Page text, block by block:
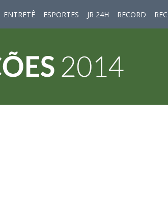
ENTRETÊ ESPORTES JR 24H RECORD